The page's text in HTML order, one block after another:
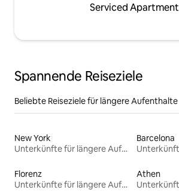
Serviced Apartment
Spannende Reiseziele
Beliebte Reiseziele für längere Aufenthalte
New York
Unterkünfte für längere Aufenthalte
Barcelona
Florenz
Unterkünfte für längere Aufenthalte
Athen